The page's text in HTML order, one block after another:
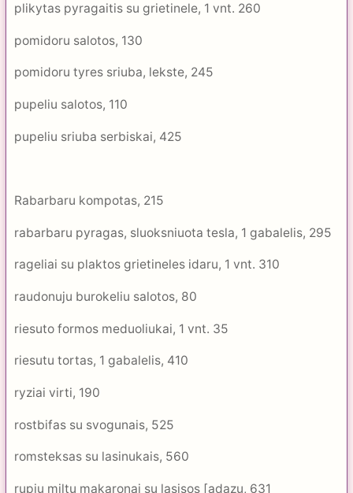
plikytas pyragaitis su grietinele, 1 vnt. 260
pomidoru salotos, 130
pomidoru tyres sriuba, lekste, 245
pupeliu salotos, 110
pupeliu sriuba serbiskai, 425
Rabarbaru kompotas, 215
rabarbaru pyragas, sluoksniuota tesla, 1 gabalelis, 295
rageliai su plaktos grietineles idaru, 1 vnt. 310
raudonuju burokeliu salotos, 80
riesuto formos meduoliukai, 1 vnt. 35
riesutu tortas, 1 gabalelis, 410
ryziai virti, 190
rostbifas su svogunais, 525
romsteksas su lasinukais, 560
rupiu miltu makaronai su lasisos [adazu, 631